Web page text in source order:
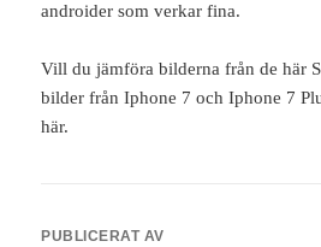
androider som verkar fina.
Vill du jämföra bilderna från de här
bilder från Iphone 7 och Iphone 7
här.
PUBLICERAT AV